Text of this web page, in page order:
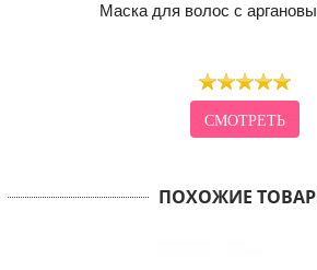
Маска для волос с
СМОТРЕТЬ
ПОХОЖИЕ